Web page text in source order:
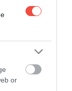
or
verde-
iar ca
în supe și
ca garnitură